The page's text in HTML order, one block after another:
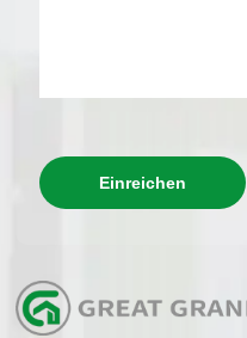
Einreichen